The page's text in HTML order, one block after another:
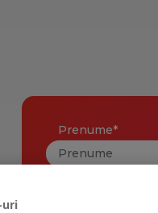
Prenume*
uri